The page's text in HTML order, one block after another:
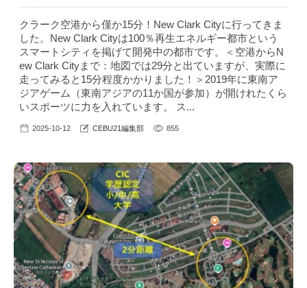
クラーク空港から僅か15分！New Clark Cityに行ってきま
した。New Clark Cityは100％再生エネルギー都市という
スマートシティを掲げて開発中の都市です。＜空港からN
ew Clark Cityまで：地図では29分と出ていますが、実際に
走ってみると15分程度かかりました！＞2019年に東南ア
ジアゲーム（東南アジアの11か国が参加）が開けれたくら
いスポーツに力を入れています。 ス...
2025-10-12 CEBU21編集部 855